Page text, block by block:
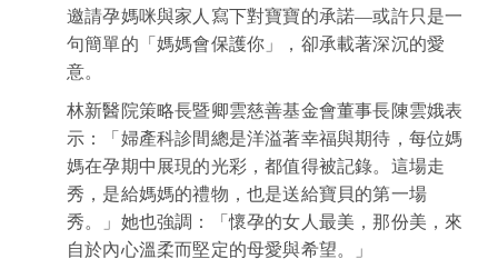
邀請孕媽咪與家人寫下對寶寶的承諾—或許只是一
句簡單的「媽媽會保護你」，卻承載著深沉的愛
意。
林新醫院策略長暨卿雲慈善基金會董事長陳雲娥表
示：「婦產科診間總是洋溢著幸福與期待，每位媽
媽在孕期中展現的光彩，都值得被記錄。這場走
秀，是給媽媽的禮物，也是送給寶貝的第一場
秀。」她也強調：「懷孕的女人最美，那份美，來
自於內心溫柔而堅定的母愛與希望。」